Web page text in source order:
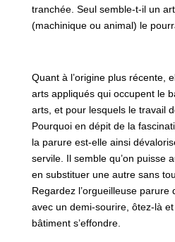
tranchée. Seul semble-t-il un
(machinique ou animal) le
Quant à l’origine plus récente,
arts appliqués qui occupent le
arts, et pour lesquels le travail
Pourquoi en dépit de la
la parure est-elle ainsi
servile. Il semble qu’on puisse
en substituer une autre sans
Regardez l’orgueilleuse parure
avec un demi-sourire, ôtez-là
bâtiment s’effondre.